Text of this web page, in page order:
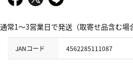
通常1～3営業日で発送（取寄せ品含む場
JANコード 4562285111087